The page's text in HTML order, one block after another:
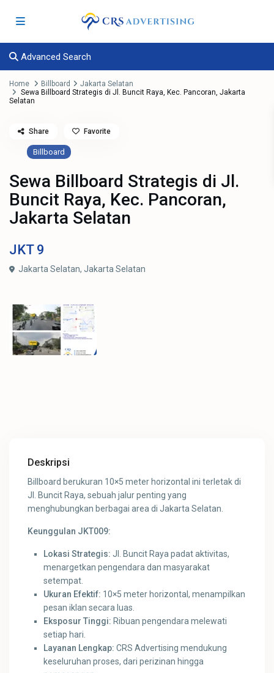
Advanced Search
Home Billboard
Jakarta Selatan
Sewa Billboard Strategis di Jl. Buncit Raya, Kec. Pancoran, Jakarta
Selatan
Billboard
Sewa Billboard Strategis di Jl.
Buncit Raya, Kec. Pancoran,
Jakarta Selatan
JKT9
Jakarta Selatan,Jakarta Selatan
Share Favorite
Deskripsi
Billboard berukuran 10×5 meter horizontal ini terletak di
Jl. Buncit Raya, sebuah jalur penting yang
menghubungkan berbagai area di Jakarta Selatan.
Keunggulan JKT009:
Lokasi Strategis: Jl. Buncit Raya padat aktivitas,
menargetkan pengendara dan masyarakat
setempat.
Ukuran Efektif: 10×5 meter horizontal, menampilkan
pesan iklan secara luas.
Eksposur Tinggi: Ribuan pengendara melewati
setiap hari.
Layanan Lengkap: CRS Advertising mendukung
keseluruhan proses, dari perizinan hingga